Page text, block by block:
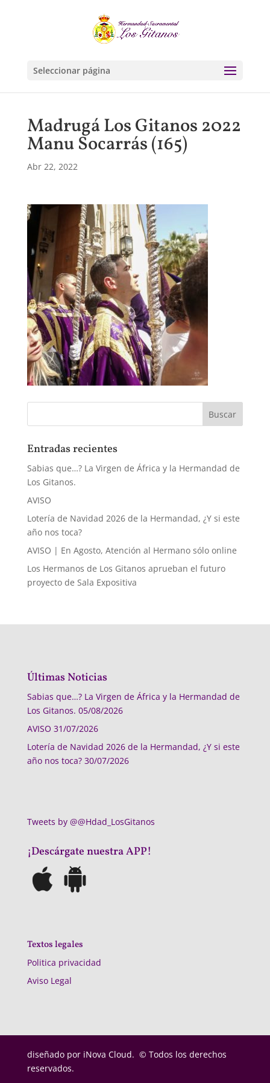
Seleccionar página
Madrugá Los Gitanos 2022
Manu Socarrás (165)
Abr 22, 2022
Entradas recientes
Sabias que…? La Virgen de África y la Hermandad de
Los Gitanos.
AVISO
Lotería de Navidad 2026 de la Hermandad, ¿Y si este
año nos toca?
AVISO | En Agosto, Atención al Hermano sólo online
Los Hermanos de Los Gitanos aprueban el futuro
proyecto de Sala Expositiva
Últimas Noticias
Sabias que…? La Virgen de África y la Hermandad de
Los Gitanos. 05/08/2026
AVISO 31/07/2026
Lotería de Navidad 2026 de la Hermandad, ¿Y si este
año nos toca? 30/07/2026
Tweets by @@Hdad_LosGitanos
¡Descárgate nuestra APP!
Textos legales
Politica privacidad
Aviso Legal
diseñado por iNova Cloud. © Todos los derechos
reservados.